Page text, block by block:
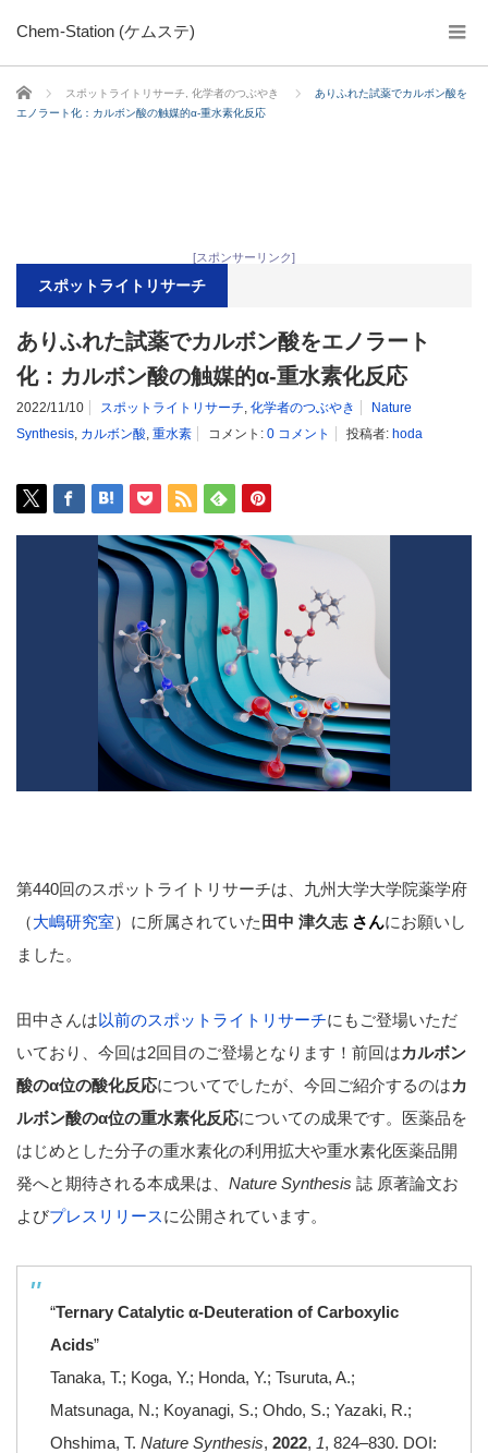
Chem-Station (ケムステ)
ホーム スポットライトリサーチ 化学者のつぶやき
ありふれた試薬でカルボン酸を
エノラート化：カルボン酸の触媒的α-重水素化反応
[スポンサーリンク]
スポットライトリサーチ
ありふれた試薬でカルボン酸をエノラート
化：カルボン酸の触媒的α-重水素化反応
2022/11/10 スポットライトリサーチ, 化学者のつぶやき
Nature
Synthesis, カルボン酸, 重水素 コメント: 0 コメント 投稿者: hoda
第440回のスポットライトリサーチは、九州大学大学院薬学府
（大嶋研究室）に所属されていた 田中 津久志 さんにお願いし
ました。
田中さんは以前のスポットライトリサーチにもご登場いただ
いており、今回は2回目のご登場となります！前回はカルボン
酸のα位の酸化反応についてでしたが、今回ご紹介するのはカ
ルボン酸のα位の重水素化反応についての成果です。医薬品を
はじめとした分子の重水素化の利用拡大や重水素化医薬品開
発へと期待される本成果は、 Nature Synthesis 誌 原著論文お
よびプレスリリースに公開されています。
“Ternary Catalytic α-Deuteration of Carboxylic
Acids”
Tanaka, T.; Koga, Y.; Honda, Y.; Tsuruta, A.;
Matsunaga, N.; Koyanagi, S.; Ohdo, S.; Yazaki, R.;
Ohshima, T. Nature Synthesis, 2022, 1, 824–830. DOI: